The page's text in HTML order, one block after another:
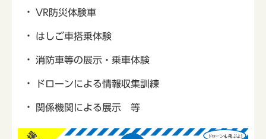
VR防災体験車
はしご車搭乗体験
消防車等の展示・乗車体験
ドローンによる情報収集訓練
関係機関による展示 等